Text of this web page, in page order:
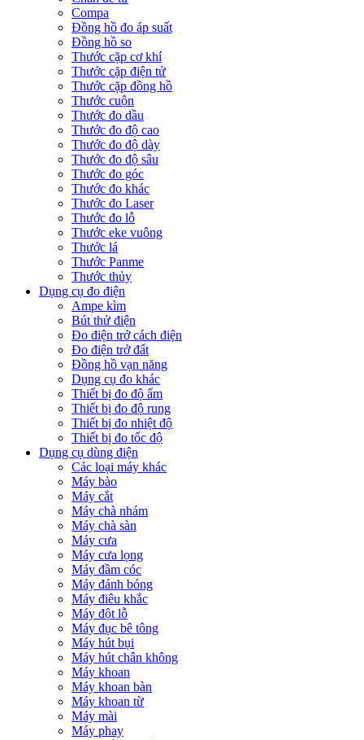
Compa
Đồng hồ đo áp suất
Đồng hồ so
Thước cặp cơ khí
Thước cặp điện tử
Thước cặp đồng hồ
Thước cuộn
Thước đo dầu
Thước đo độ cao
Thước đo độ dày
Thước đo độ sâu
Thước đo góc
Thước đo khác
Thước đo Laser
Thước đo lỗ
Thước eke vuông
Thước lá
Thước Panme
Thước thủy
Dụng cụ đo điện
Ampe kìm
Bút thử điện
Đo điện trở cách điện
Đo điện trở đất
Đồng hồ vạn năng
Dụng cụ đo khác
Thiết bị đo độ ẩm
Thiết bị đo độ rung
Thiết bị đo nhiệt độ
Thiết bị đo tốc độ
Dụng cụ dùng điện
Các loại máy khác
Máy bào
Máy cắt
Máy chà nhám
Máy chà sàn
Máy cưa
Máy cưa lọng
Máy đầm cóc
Máy đánh bóng
Máy điêu khắc
Máy đột lỗ
Máy đục bê tông
Máy hút bụi
Máy hút chân không
Máy khoan
Máy khoan bàn
Máy khoan từ
Máy mài
Máy phay